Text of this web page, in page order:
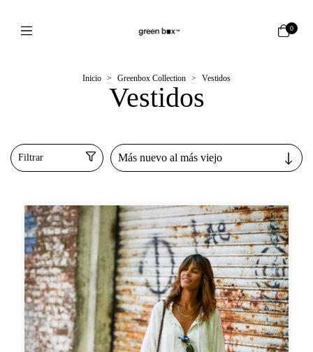
0
Inicio > Greenbox Collection > Vestidos
Vestidos
Filtrar